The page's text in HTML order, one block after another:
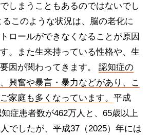
しまうこともあるのではないでし
るこのような状況は、脳の老化に
ロールができなくなることが原因
。また生来持っている性格や、生
因が関わってきます。 認知症の
興奮や暴言・暴力などがあり、こ
家庭も多くなっています。 平成
症患者数が462万人と、65歳以上
でしたが、平成37（2025）年には